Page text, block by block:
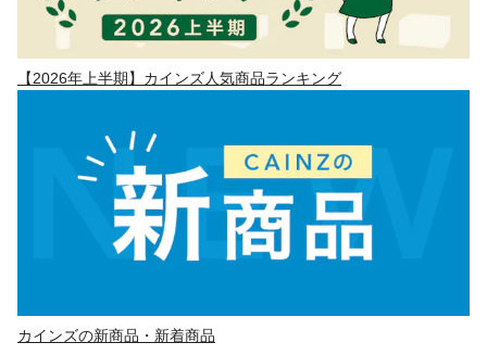
【2026年上半期】カインズ人気商品ランキング
カインズの新商品・新着商品